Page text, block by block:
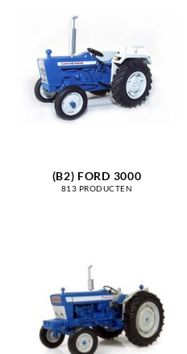
(B2) FORD 3000
813 PRODUCTEN